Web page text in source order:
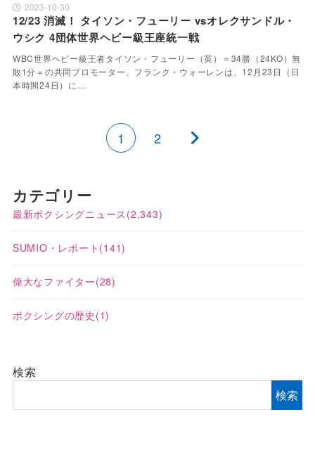
2023-10-30
12/23 消滅！ タイソン・フューリー vsオレクサンドル・
ウシク 4団体世界ヘビー級王座統一戦
WBC世界ヘビー級王者タイソン・フューリー（英）＝34勝（24KO）無
敗1分＝の共同プロモーター、フランク・ウォーレンは、12月23日（日
本時間24日）に…
1 2
カテゴリー
最新ボクシングニュース (2,343)
SUMIO・レポート (141)
偉大なファイター(28)
ボクシングの歴史 (1)
検索
検索